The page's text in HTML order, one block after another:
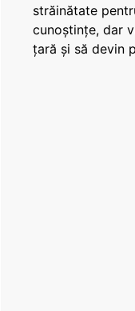
străinătate
cunoștințe, dar
țară și să devin